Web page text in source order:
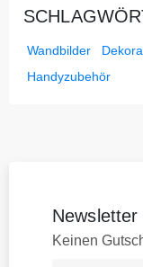
Wandbilder
Handyzubehör
Newsletter
Keinen